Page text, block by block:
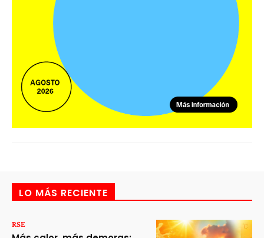
LO MÁS RECIENTE
RSE